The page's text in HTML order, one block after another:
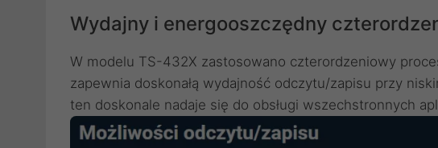
Wydajny i energooszczędny
W modelu TS-432X zastosowano czterordzeniowy
zapewnia doskonałą wydajność odczytu/zapisu przy
ten doskonale nadaje się do obsługi wszechstronnych